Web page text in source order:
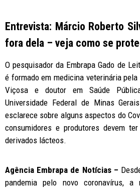
Entrevista: Márcio Roberto
fora dela – veja como se
O pesquisador da Embrapa Gado de
é formado em medicina veterinária pela
Viçosa e doutor em Saúde
Universidade Federal de Minas
esclarece sobre alguns aspectos do
consumidores e produtores devem
derivados lácteos.
Agência Embrapa de Notícias –
pandemia pelo novo coronavírus, a